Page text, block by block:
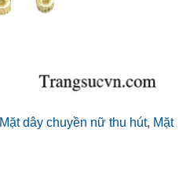
Mặt dây chuyền nữ thu hút, Mặt